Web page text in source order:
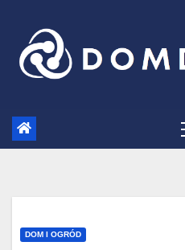
content
DOM I OGRÓD